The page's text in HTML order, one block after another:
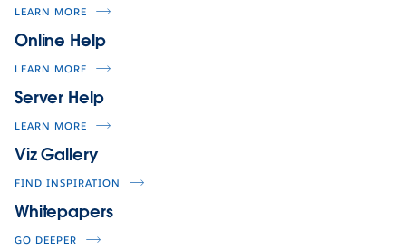
LEARN MORE
Online Help
LEARN MORE
Server Help
LEARN MORE
Viz Gallery
FIND INSPIRATION
Whitepapers
GO DEEPER